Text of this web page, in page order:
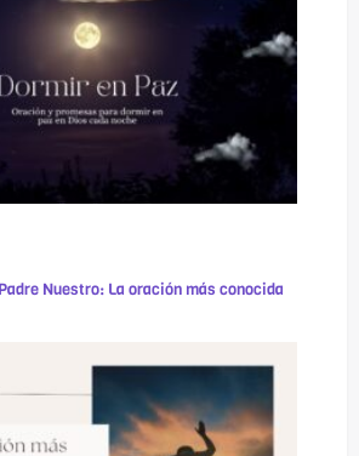
Nuestro: La oración más conocida